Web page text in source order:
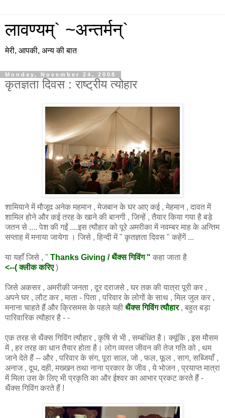
लावण्यम्` ~अन्तर्मन्`
मेरी, आपकी, अन्य की बात
Monday, November 24, 2008
कृतज्ञता दिवस : राष्ट्रीय त्योहार
शामियाने में मौजूद अनेक महमान , मेजबान के घर आए कई , मेहमान , दावत में
शामिल होने और कई तरह के खाने की बानगी , जिन्हें , तैयार किया गया है बड़े
जतन से .... पेश की गईं ....इस त्यौहार को पूरे अमरीका में नवम्बर माह के अन्तिम
सप्ताह में मनाया जायेगा । जिसे , हिन्दी में " कृतज्ञता दिवस " कहेंगें ...
या यहाँ जिसे , " Thanks Giving / थैंक्स गिविंग " कहा जाता है
<--( क्लीक करिए)
जिसे अकसर , अमरीकी जनता , दूर दराजसे , घर तक की यात्रा पूरी कर ,
अपने घर , लौट कर , माता - पिता , परिवार के लोगों के साथ , मिल जुल कर ,
मनाना चाहते हैं और क्रिसमस के पहले यही थैंक्स गिविंग त्यौहार, बहुत बड़ा
पारिवारिक त्यौहार है - -
एक तरह से थैंक्स गिविंग त्यौहार , कृषि से भी , सम्बंधित है। क्यूंकि , इस मौसम
में , हर तरह का धान तैयार होता है। लोग व्यस्त जीवन की तेज गति को , थम
जाने देते हैं -- और , परिवार के संग, पूरा साल, जो , फल, फूल , साग, सब्जियाँ ,
अनाज , दूध, दही, मख्खन तथा नाना प्रकार के जीव , ये भोजन , प्रयाप्त मात्रा
में मिला उस के लिए भी प्रकृति का और ईश्वर का आभार प्रकट करते हैं -
थैंक्स गिविंग करते हैं !